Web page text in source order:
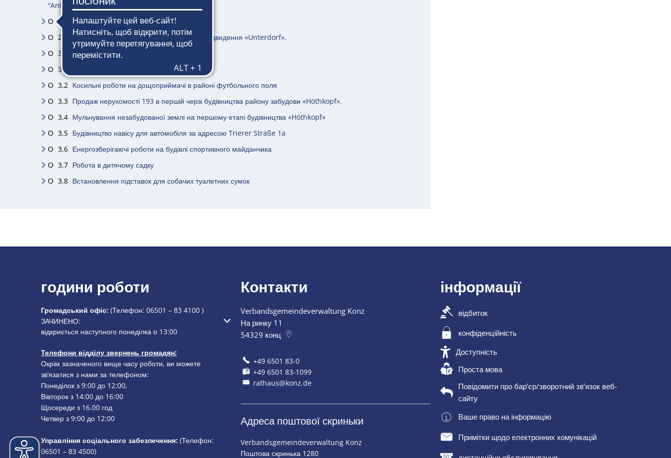
“Antoniuszwerge”
О 1.3
Виїзд на гірську дорогу «урагани»
О 2
Інформація про оновлення концепції водовідведення «Unterdorf».
О 3
Звіти та інше
О 3.1
Догляд за рослинами вздовж B 268
О 3.2 Косильні роботи на дощоприймачі в районі футбольного поля
О 3.3 Продаж нерухомості 193 в першій черзі будівництва району забудови «Höthkopf».
О 3.4 Мульчування незабудованої землі на першому етапі будівництва «Höthkopf»
О 3.5 Будівництво навісу для автомобіля за адресою Trierer Straße 1a
О 3.6 Енергозберігаючі роботи на будівлі спортивного майданчика
О 3.7 Робота в дитячому садку
О 3.8 Встановлення підставок для собачих туалетних сумок
години роботи
Громадський офіс: (Телефон: 06501 – 83 4100 )
Натисніть, щоб приховати додатковий час відкриття або закриття
ЗАЧИНЕНО:
відкриється наступного понеділка о 13:00
Телефони відділу звернень громадян:
Окрім зазначеного вище часу роботи, ви можете
зв’язатися з нами за телефоном:
Понеділок з 9:00 до 12:00,
Вівторок з 14:00 до 16:00
Щосереди з 16.00 год
Четвер з 9:00 до 12:00
Управління соціального забезпечення: (Телефон:
06501 – 83 4500)
Контакти
Verbandsgemeindeverwaltung Konz
На ринку 11
54329 конц
+49 6501 83-0
+49 6501 83-1099
rathaus@konz.de
Адреса поштової скриньки
Verbandsgemeindeverwaltung Konz
Поштова скринька 1280
інформації
відбиток
конфіденційність
Доступність
Проста мова
Повідомити про бар’єр/зворотний зв’язок веб-
сайту
Ваше право на інформацію
Примітки щодо електронних комунікацій